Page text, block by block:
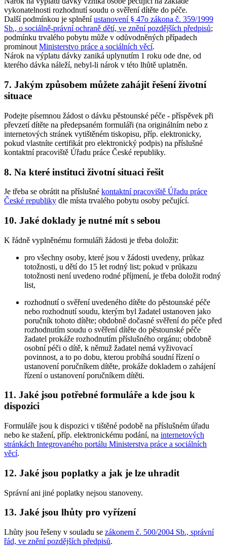
vykonatelnosti rozhodnutí soudu o svěření dítěte do péče.
Další podmínkou je splněníustanovení § 47o zákona č. 359/1999
Sb., o sociálně-právní ochraně dětí, ve znění pozdějších předpisů;
podmínku trvalého pobytu může v odůvodněných případech
prominoutMinisterstvo práce a sociálních věcí.
Nárok na výplatu dávky zaniká uplynutím 1 roku ode dne, od
kterého dávka náleží, nebyl-li nárok v této lhůtě uplatněn.
7. Jakým způsobem můžete zahájit řešení životní
situace
Podejte písemnou žádost o dávku pěstounské péče - příspěvek při
převzetí dítěte na předepsaném formuláři (na originálním nebo z
internetových stránek vytištěném tiskopisu, příp. elektronicky,
pokud vlastníte certifikát pro elektronický podpis) na příslušné
kontaktní pracoviště Úřadu práce České republiky.
8. Na které instituci životní situaci řešit
Je třeba se obrátit na příslušné kontaktní pracoviště Úřadu práce
České republiky dle místa trvalého pobytu osoby pečující.
10. Jaké doklady je nutné mít s sebou
K řádně vyplněnému formuláři žádosti je třeba doložit:
pro všechny osoby, které jsou v žádosti uvedeny, průkaz
totožnosti, u dětí do 15 let rodný list; pokud v průkazu
totožnosti není uvedeno rodné příjmení, je třeba doložit rodný
list,
rozhodnutí o svěření uvedeného dítěte do pěstounské péče
nebo rozhodnutí soudu, kterým byl žadatel ustanoven jako
poručník tohoto dítěte; obdobně dočasné svěření do péče před
rozhodnutím soudu o svěření dítěte do pěstounské péče
žadatel prokáže rozhodnutím příslušného orgánu; obdobně
osobní péči o dítě, k němuž žadatel nemá vyživovací
povinnost, a to po dobu, kterou probíhá soudní řízení o
ustanovení poručníkem dítěte, prokáže dokladem o zahájení
řízení o ustanovení poručníkem dítěti.
11. Jaké jsou potřebné formuláře a kde jsou k
dispozici
Formuláře jsou k dispozici v tištěné podobě na příslušném úřadu
nebo ke stažení, příp. elektronickému podání, na internetových
stránkách Integrovaného portálu Ministerstva práce a sociálních
věcí.
12. Jaké jsou poplatky a jak je lze uhradit
Správní ani jiné poplatky nejsou stanoveny.
13. Jaké jsou lhůty pro vyřízení
Lhůty jsou řešeny v souladu se zákonem č. 500/2004 Sb., správní
řád, ve znění pozdějších předpisů.